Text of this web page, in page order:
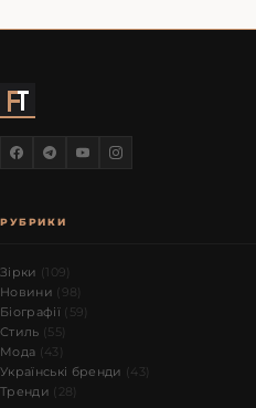
РУБРИКИ
Зірки (109)
Новини (98)
Біографії (59)
Стиль (55)
Мода (43)
Українські бренди (43)
Тренди (28)